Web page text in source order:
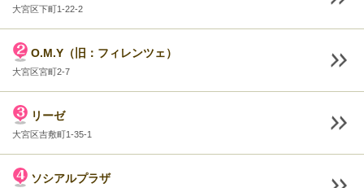
大宮区下町1-22-2
O.M.Y（旧：フィレンツェ）
大宮区宮町2-7
リーゼ
大宮区吉敷町1-35-1
ソシアルプラザ